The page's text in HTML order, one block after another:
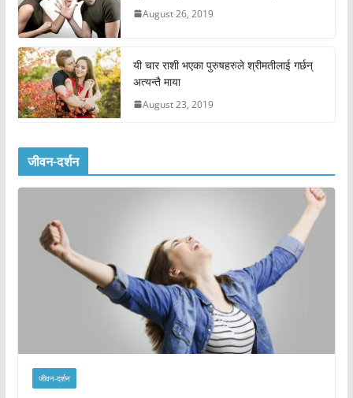
August 26, 2019
यी चार राशी भएका पुरुषहरुले श्रीमतीलाई गर्छन्
अत्यन्तै माया
August 23, 2019
जीवन-दर्शन
जीवन-दर्शन